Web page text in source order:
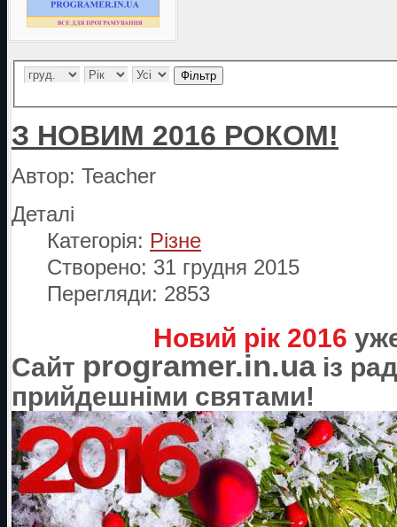
Фільтр
З НОВИМ 2016 РОКОМ!
Автор: Teacher
Деталі
Категорія: Різне
Створено: 31 грудня 2015
Перегляди: 2853
Новий рік 2016
Сайт programer.in.uaіз
прийдешніми святами!